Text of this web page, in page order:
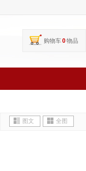
购物车0物品
图文 全图